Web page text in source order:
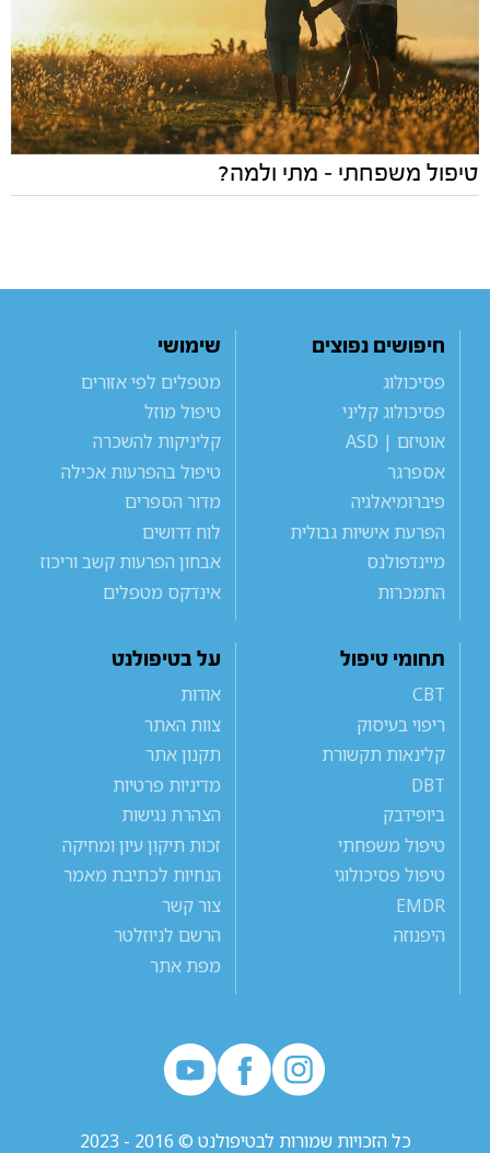
טיפול משפחתי – מתי ולמה?
חיפושים נפוצים
פסיכולוג
פסיכולוג קליני
אוטיזם | ASD
אספרגר
פיברומיאלגיה
הפרעת אישיות גבולית
מיינדפולנס
התמכרות
שימושי
מטפלים לפי אזורים
טיפול מוזל
קליניקות להשכרה
טיפול בהפרעות אכילה
מדור הספרים
לוח דרושים
אבחון הפרעות קשב וריכוז
אינדקס מטפלים
תחומי טיפול
CBT
ריפוי בעיסוק
קלינאות תקשורת
DBT
ביופידבק
טיפול משפחתי
טיפול פסיכולוגי
EMDR
היפנוזה
על בטיפולנט
אודות
צוות האתר
תקנון אתר
מדיניות פרטיות
הצהרת נגישות
זכות תיקון עיון ומחיקה
הנחיות לכתיבת מאמר
צור קשר
הרשם לניוזלטר
מפת אתר
כל הזכויות שמורות לבטיפולנט © 2016 - 2023